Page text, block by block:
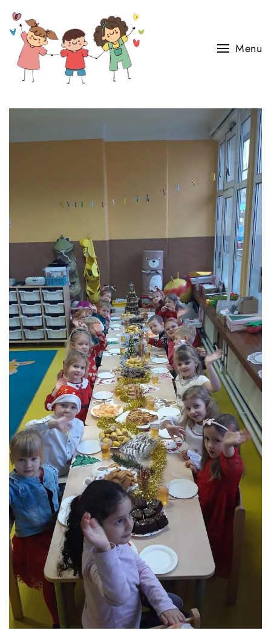
Skip to main content
Menu